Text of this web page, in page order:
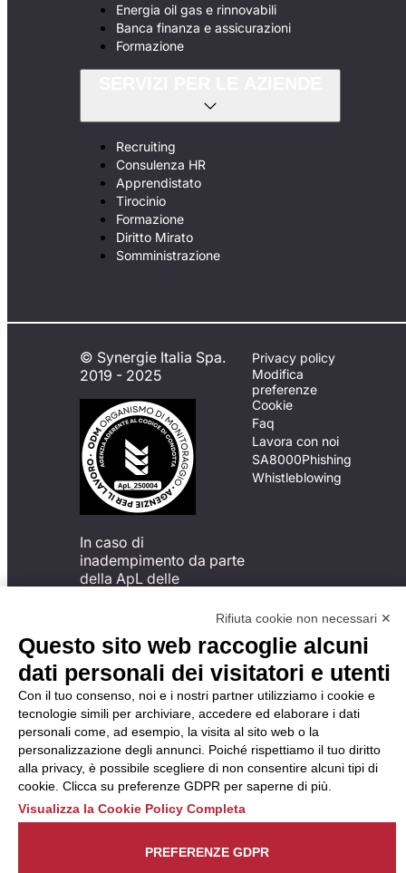
Energia oil gas e rinnovabili
Banca finanza e assicurazioni
Formazione
Recruiting
Consulenza HR
Apprendistato
Tirocinio
Formazione
Diritto Mirato
Somministrazione
© Synergie Italia Spa.
2019 - 2025
In caso di
inadempimento da parte
della ApL delle
del Codice di Condotta, è
possibile presentare un
reclamo
all’Organismo di
Monitoraggio utilizzando
una delle modalità
descritte al seguente
indirizzo web
https://odm-
agenzielavoro.it/reclami/ .
Privacy policy
Modifica
preferenze
Cookie
Faq
Lavora con noi
SA8000Phishing
Whistleblowing
Rifiuta cookie non necessari ✕
Questo sito web raccoglie alcuni
dati personali dei visitatori e utenti
Con il tuo consenso, noi e i nostri partner utilizziamo i cookie e
tecnologie simili per archiviare, accedere ed elaborare i dati
personali come, ad esempio, la visita al sito web o la
personalizzazione degli annunci. Poiché rispettiamo il tuo diritto
alla privacy, è possibile scegliere di non consentire alcuni tipi di
cookie. Clicca su preferenze GDPR per saperne di più.
Visualizza la Cookie Policy Completa
PREFERENZE GDPR